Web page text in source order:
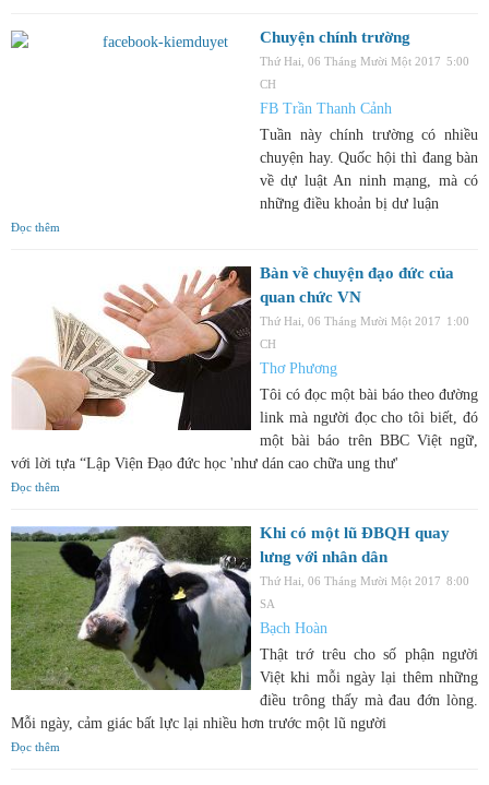
Chuyện chính trường
Thứ Hai, 06 Tháng Mười Một 2017 5:00
CH
FB Trần Thanh Cảnh
Tuần này chính trường có nhiều
chuyện hay. Quốc hội thì đang bàn
về dự luật An ninh mạng, mà có
những điều khoản bị dư luận
Đọc thêm
Bàn về chuyện đạo đức của
quan chức VN
Thứ Hai, 06 Tháng Mười Một 2017 1:00
CH
Thơ Phương
Tôi có đọc một bài báo theo đường
link mà người đọc cho tôi biết, đó
một bài báo trên BBC Việt ngữ,
với lời tựa “Lập Viện Đạo đức học 'như dán cao chữa ung thư'
Đọc thêm
Khi có một lũ ĐBQH quay
lưng với nhân dân
Thứ Hai, 06 Tháng Mười Một 2017 8:00
SA
Bạch Hoàn
Thật trớ trêu cho số phận người
Việt khi mỗi ngày lại thêm những
điều trông thấy mà đau đớn lòng.
Mỗi ngày, cảm giác bất lực lại nhiều hơn trước một lũ người
Đọc thêm